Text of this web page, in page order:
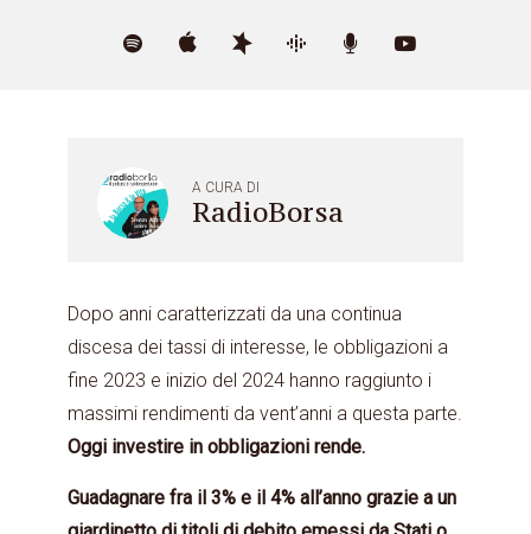
A CURA DI
RadioBorsa
Dopo anni caratterizzati da una continua
discesa dei tassi di interesse, le obbligazioni a
fine 2023 e inizio del 2024 hanno raggiunto i
massimi rendimenti da vent’anni a questa parte.
Oggi investire in obbligazioni rende.
Guadagnare fra il 3% e il 4% all’anno grazie a un